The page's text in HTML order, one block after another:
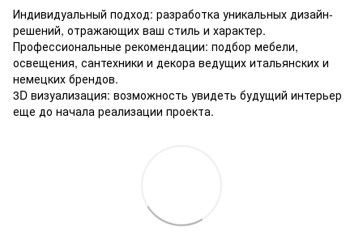
Индивидуальный подход: разработка уникальных дизайн-
решений, отражающих ваш стиль и характер.
Профессиональные рекомендации: подбор мебели,
освещения, сантехники и декора ведущих итальянских и
немецких брендов.
3D визуализация: возможность увидеть будущий интерьер
еще до начала реализации проекта.